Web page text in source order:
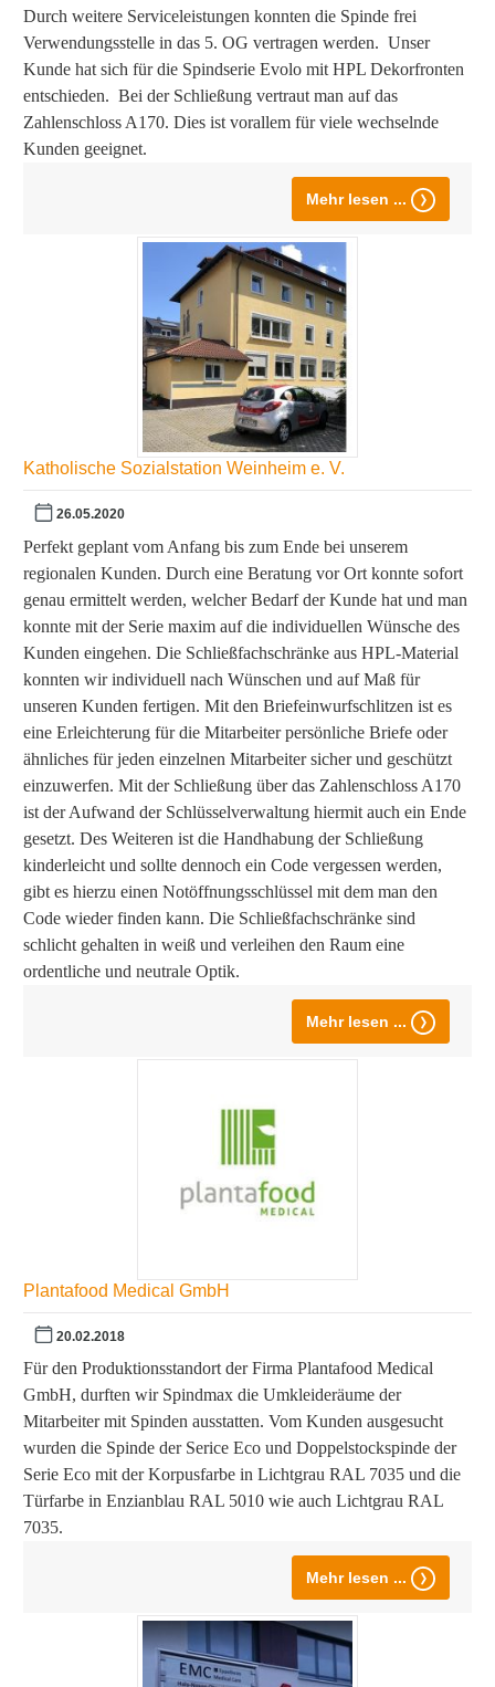
Durch weitere Serviceleistungen konnten die Spinde frei
Verwendungsstelle in das 5. OG vertragen werden. Unser
Kunde hat sich für die Spindserie Evolo mit HPL Dekorfronten
entschieden. Bei der Schließung vertraut man auf das
Zahlenschloss A170. Dies ist vorallem für viele wechselnde
Kunden geeignet.
Mehr lesen ...
Katholische Sozialstation Weinheim e. V.
26.05.2020
Perfekt geplant vom Anfang bis zum Ende bei unserem
regionalen Kunden. Durch eine Beratung vor Ort konnte sofort
genau ermittelt werden, welcher Bedarf der Kunde hat und man
konnte mit der Serie maxim auf die individuellen Wünsche des
Kunden eingehen. Die Schließfachschränke aus HPL-Material
konnten wir individuell nach Wünschen und auf Maß für
unseren Kunden fertigen. Mit den Briefeinwurfschlitzen ist es
eine Erleichterung für die Mitarbeiter persönliche Briefe oder
ähnliches für jeden einzelnen Mitarbeiter sicher und geschützt
einzuwerfen. Mit der Schließung über das Zahlenschloss A170
ist der Aufwand der Schlüsselverwaltung hiermit auch ein Ende
gesetzt. Des Weiteren ist die Handhabung der Schließung
kinderleicht und sollte dennoch ein Code vergessen werden,
gibt es hierzu einen Notöffnungsschlüssel mit dem man den
Code wieder finden kann. Die Schließfachschränke sind
schlicht gehalten in weiß und verleihen den Raum eine
ordentliche und neutrale Optik.
Mehr lesen ...
Plantafood Medical GmbH
20.02.2018
Für den Produktionsstandort der Firma Plantafood Medical
GmbH, durften wir Spindmax die Umkleideräume der
Mitarbeiter mit Spinden ausstatten. Vom Kunden ausgesucht
wurden die Spinde der Serice Eco und Doppelstockspinde der
Serie Eco mit der Korpusfarbe in Lichtgrau RAL 7035 und die
Türfarbe in Enzianblau RAL 5010 wie auch Lichtgrau RAL
7035.
Mehr lesen ...